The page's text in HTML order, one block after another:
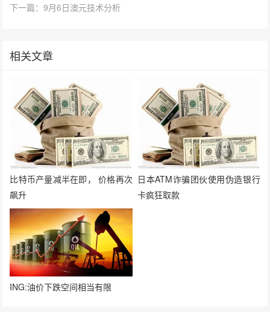
下一篇：9月6日澳元技术分析
相关文章
比特币产量减半在即， 价格再次
飙升
日本ATM诈骗团伙使用伪造银行
卡疯狂取款
ING:油价下跌空间相当有限